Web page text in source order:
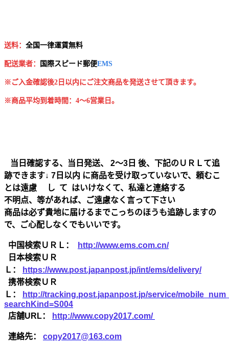
送料： 全国一律運賃無料
配送業者： 国 際スピード郵便EMS
※ご入金確認後2日以内にご注文商品を発送させて頂きます。
※商品平均到着時間：4～6営業日。
当日確認する、当日発送、 2～3日 後、下記のＵＲＬて追
跡できます↓ 7日以内 に商品を受け取っていないで、頼むこ
とは遠慮 し て はいけなくて、私達と連絡する
不明点、等があれば、ご遠慮なく言って下さい
商品は必ず貴地に届けるまでこっちのほうも追跡しますの
で、ご心配しなくでもいいです。
中国検索ＵＲＬ：
http://www.ems.com.cn/
日本検索ＵＲ
Ｌ：
https://www.post.japanpost.jp/int/ems/delivery/
携帯検索ＵＲ
Ｌ：
http://tracking.post.japanpost.jp/service/
searchKind=S004
店舗URL：
http://www.copy2017.com/
連絡先： copy2017@163.com